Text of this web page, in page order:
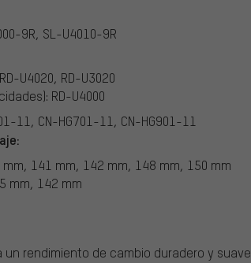
9R, SL-U4010-9R
U4020, RD-U3020
RD-U4000
11, CN-HG701-11, CN-HG901-11
mm, 141 mm, 142 mm, 148 mm, 150 mm
mm, 142 mm
un rendimiento de cambio duradero y suave